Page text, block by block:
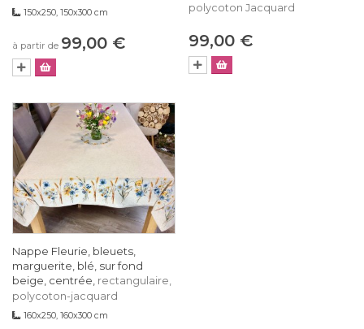
150x250, 150x300 cm
à partir de 99,00 €
polycoton Jacquard
99,00 €
Nappe Fleurie, bleuets,
marguerite, blé, sur fond
beige, centrée, rectangulaire,
polycoton-jacquard
160x250, 160x300 cm